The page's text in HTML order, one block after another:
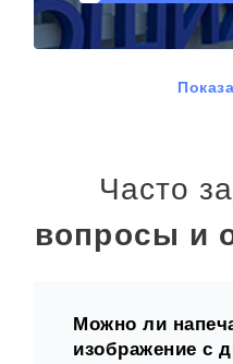
Часто
вопросы и
Можно ли
изображение с